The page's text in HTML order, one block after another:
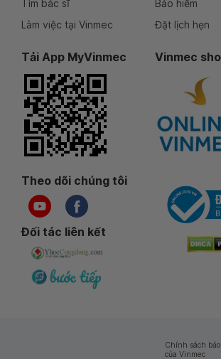
Tìm bác sĩ
Làm việc tại Vinmec
Bảo hiểm
Đặt lịch hẹn
Tải App MyVinmec Vinmec
Theo dõi chúng tôi
Đối tác liên kết
Chính sách
của Vinmec